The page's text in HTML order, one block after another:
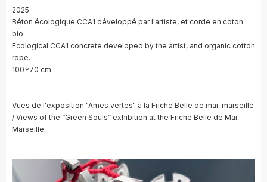
2025
Béton écologique CCA1 développé par l'artiste, et corde en coton
bio.
Ecological CCA1 concrete developed by the artist, and organic cotton
rope.
100*70 cm
Vues de l'exposition "Ames vertes" à la Friche Belle de mai, marseille
/ Views of the “Green Souls” exhibition at the Friche Belle de Mai,
Marseille.